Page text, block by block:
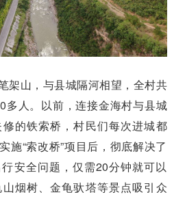
架山，与县城隔河相望，全村共
多人。以前，连接金海村与县城
的铁索桥，村民们每次进城都
施“索改桥”项目后，彻底解决了
安全问题，仅需20分钟就可以
烟树、金龟驮塔等景点吸引众